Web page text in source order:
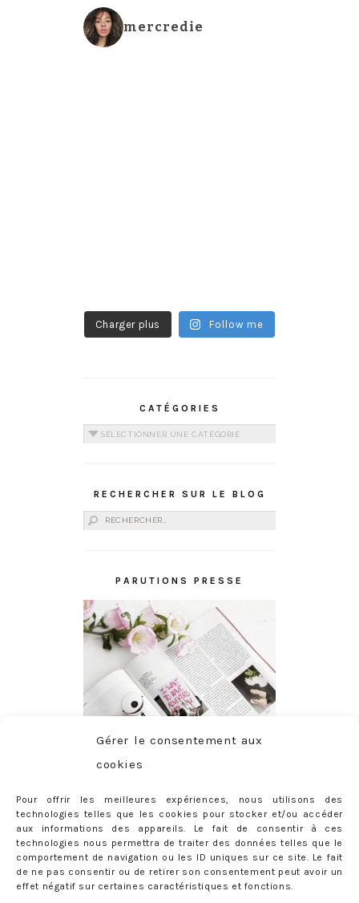
Gérer le consentement aux
cookies
Pour offrir les meilleures expériences, nous utilisons des
technologies telles que les cookies pour stocker et/ou accéder
aux informations des appareils. Le fait de consentir à ces
technologies nous permettra de traiter des données telles que le
comportement de navigation ou les ID uniques sur ce site. Le fait
de ne pas consentir ou de retirer son consentement peut avoir un
effet négatif sur certaines caractéristiques et fonctions.
mercredie
Charger plus Follow me
CATÉGORIES
Catégories
RECHERCHER SUR LE BLOG
Rechercher :
PARUTIONS PRESSE
ABONNEMENT